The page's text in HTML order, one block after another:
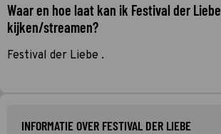
Waar en hoe laat kan ik Festival der Liebe
kijken/streamen?
Festival der Liebe .
INFORMATIE OVER FESTIVAL DER LIEBE